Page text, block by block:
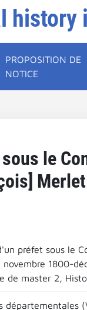
history
PROPOSITION DE
NOTICE
le
préfet sous le
1800-
de master 2,
départementales